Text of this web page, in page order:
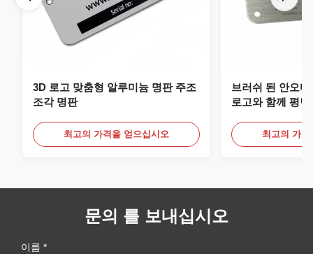
3D 로고 맞춤형 알루미늄 명판 주조
조각 명판
최고의 가격을 얻으십시오
브러쉬 된 안오
로고와 함께 평
최고의 가
문의 를 보내십시오
이름 *